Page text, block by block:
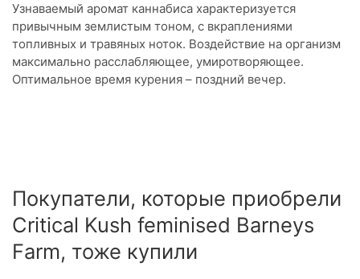
Узнаваемый аромат каннабиса характеризуется
привычным землистым тоном, с вкраплениями
топливных и травяных ноток. Воздействие на организм
максимально расслабляющее, умиротворяющее.
Оптимальное время курения – поздний вечер.
Покупатели, которые приобрели
Critical Kush feminised Barneys
Farm, тоже купили